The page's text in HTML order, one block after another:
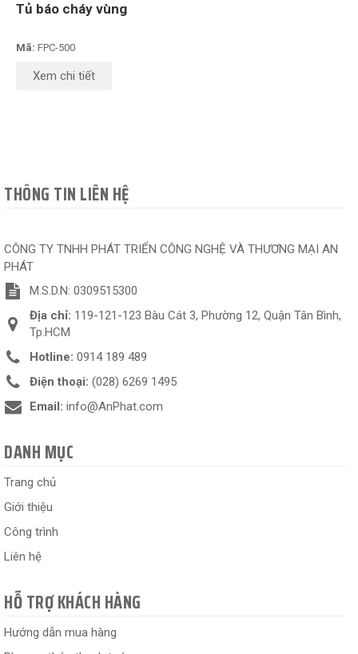
Tủ báo cháy vùng
Mã: FPC-500
Xem chi tiết
THÔNG TIN LIÊN HỆ
CÔNG TY TNHH PHÁT TRIỂN CÔNG NGHỆ VÀ THƯƠNG MẠI AN
PHÁT
M.S.D.N: 0309515300
Địa chỉ: 119-121-123 Bàu Cát 3, Phường 12, Quận Tân Bình,
Tp.HCM
Hotline: 0914 189 489
Điện thoại: (028) 6269 1495
Email: info@AnPhat.com
DANH MỤC
Trang chủ
Giới thiệu
Công trình
Liên hệ
HỖ TRỢ KHÁCH HÀNG
Hướng dẫn mua hàng